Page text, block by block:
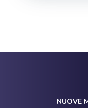
NUOVE